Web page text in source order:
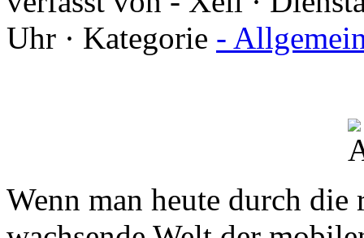
Uhr · Kategorie -
Wenn man heute durch die